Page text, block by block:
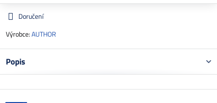
Doručení
Výrobce:AUTHOR
Popis